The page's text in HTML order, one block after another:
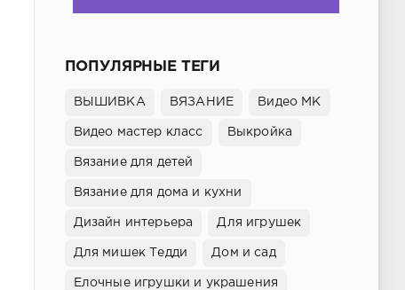
ПОПУЛЯРНЫЕ ТЕГИ
ВЫШИВКА ВЯЗАНИЕ Видео МК
Видео мастер класс Выкройка
Вязание для детей
Вязание для дома и кухни
Дизайн интерьера Для игрушек
Для мишек Тедди Дом и сад
Елочные игрушки и украшения